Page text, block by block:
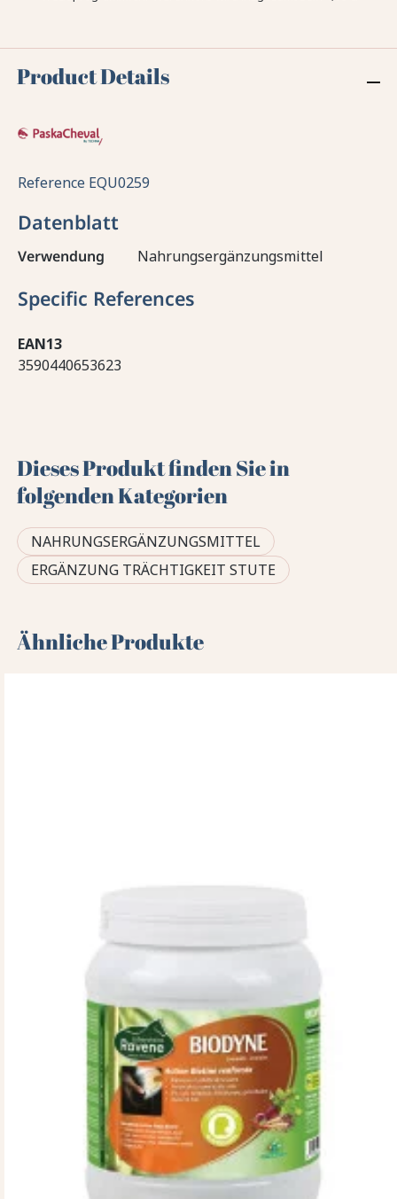
Product Details
Reference EQU0259
Datenblatt
Verwendung Nahrungsergänzungsmittel
Specific References
EAN13
3590440653623
Dieses Produkt finden Sie in
folgenden Kategorien
NAHRUNGSERGÄNZUNGSMITTEL
ERGÄNZUNG TRÄCHTIGKEIT STUTE
Ähnliche Produkte